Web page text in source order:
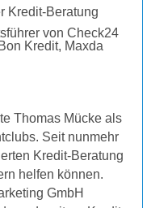
Kredit-Beratung
von Check24
Kredit, Maxda
Thomas Mücke als
Seit nunmehr
Kredit-Beratung
helfen können.
GmbH